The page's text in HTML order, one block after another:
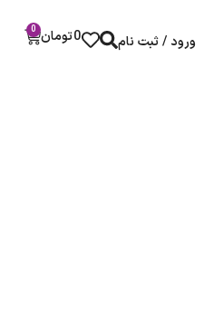
ورود / ثبت نام 0تومان 0